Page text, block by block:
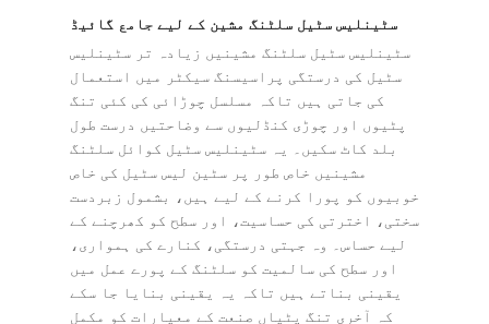
سٹینلیس سٹیل سلٹنگ مشین کے لیے جامع گائیڈ
سٹینلیس سٹیل سلٹنگ مشینیں زیادہ تر سٹینلیس
سٹیل کی درستگی پراسیسنگ سیکٹر میں استعمال
کی جاتی ہیں تاکہ مسلسل چوڑائی کی کئی تنگ
پٹیوں اور چوڑی کنڈلیوں سے وضاحتیں درست طول
بلد کاٹ سکیں۔ یہ سٹینلیس سٹیل کوائل سلٹنگ
مشینیں خاص طور پر سٹین لیس سٹیل کی خاص
خوبیوں کو پورا کرنے کے لیے ہیں، بشمول زبردست
سختی، اخترتی کی حساسیت، اور سطح کو کھرچنے کے
لیے حساس۔ وہ جہتی درستگی، کنارے کی ہمواری،
اور سطح کی سالمیت کو سلٹنگ کے پورے عمل میں
یقینی بناتے ہیں تاکہ یہ یقینی بنایا جا سکے
کہ آخری تنگ پٹیاں صنعت کے معیارات کو مکمل